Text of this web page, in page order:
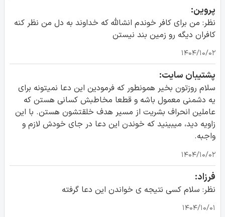
پروین:
نظر: من برای کافر خوندم انشالله که خداوند به دل من نظر کنه
کافران دیگه رو زمین بند نیستن
۱۴۰۴/۱۰/۰۲
پشتیبان سایت:
سلام روزتون بخیر همونطور که فرمودین این دعا نمیتونه برای
یه دشمنی معمول باشه و قطعا مخاطبش کسانی هستن که
عاملین انحراف بشریت از مسیر هدف خلقتشون هستن. با این
زاویه دید، میبینید که خوندن این دعا در جای خودش لازم و
واجبه.
۱۴۰۴/۱۰/۰۲
فرزاد:
نظر: سلام‌ کسی نتیجه ی خواندن این دعا گرفته
۱۴۰۴/۱۰/۰۱